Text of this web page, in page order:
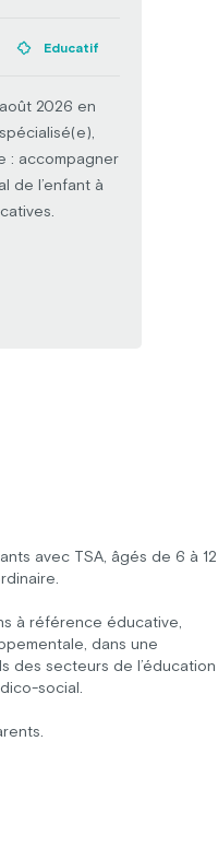
Educatif
2026 en
: accompagner
de l’enfant à
avec TSA, âgés de 6 à 12
à référence éducative,
dans une
des secteurs de l’éducation
social.